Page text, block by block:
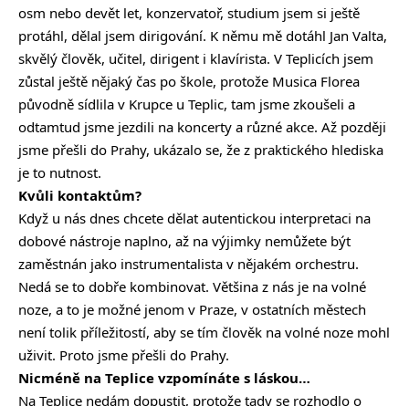
osm nebo devět let, konzervatoř, studium jsem si ještě
protáhl, dělal jsem dirigování. K němu mě dotáhl Jan Valta,
skvělý člověk, učitel, dirigent i klavírista. V Teplicích jsem
zůstal ještě nějaký čas po škole, protože Musica Florea
původně sídlila v Krupce u Teplic, tam jsme zkoušeli a
odtamtud jsme jezdili na koncerty a různé akce. Až později
jsme přešli do Prahy, ukázalo se, že z praktického hlediska
je to nutnost.
Kvůli kontaktům?
Když u nás dnes chcete dělat autentickou interpretaci na
dobové nástroje naplno, až na výjimky nemůžete být
zaměstnán jako instrumentalista v nějakém orchestru.
Nedá se to dobře kombinovat. Většina z nás je na volné
noze, a to je možné jenom v Praze, v ostatních městech
není tolik příležitostí, aby se tím člověk na volné noze mohl
uživit. Proto jsme přešli do Prahy.
Nicméně na Teplice vzpomínáte s láskou…
Na Teplice nedám dopustit, protože tady se rozhodlo o